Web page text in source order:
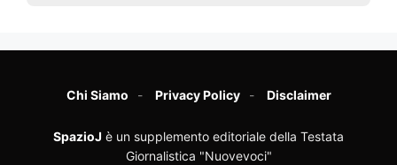
Chi Siamo Privacy Policy Disclaimer
SpazioJ è un supplemento editoriale della Testata
Giornalistica "Nuovevoci"